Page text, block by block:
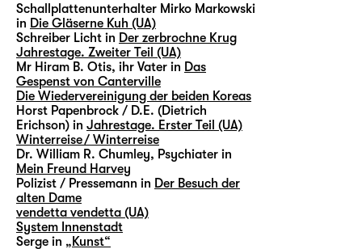
Schallplattenunterhalter Mirko Markowski
in Die Gläserne Kuh (UA)
Schreiber Licht in Der zerbrochne Krug
Jahrestage. Zweiter Teil (UA)
Mr Hiram B. Otis, ihr Vater in Das
Gespenst von Canterville
Die Wiedervereinigung der beiden Koreas
Horst Papenbrock / D.E. (Dietrich
Erichson) in Jahrestage. Erster Teil (UA)
Winterreise / Winterreise
Dr. William R. Chumley, Psychiater in
Mein Freund Harvey
Polizist / Pressemann in Der Besuch der
alten Dame
vendetta vendetta (UA)
System Innenstadt
Serge in „Kunst“